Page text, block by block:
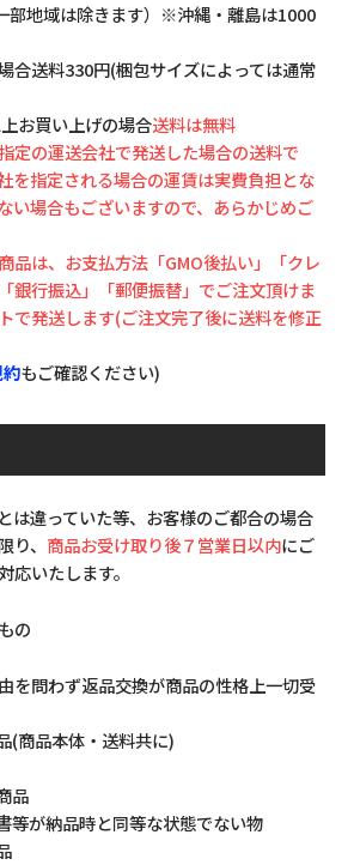
部地域は除きます）※沖縄・離島は1000
合送料330円(梱包サイズによっては通常
お買い上げの場合送料は無料
定の運送会社で発送した場合の送料で
を指定される場合の運賃は実費負担とな
い場合もございますので、あらかじめご
品は、お支払方法「GMO後払い」「クレ
銀行振込」「郵便振替」でご注文頂けま
で発送します(ご注文完了後に送料を修正
もご確認ください)
は違っていた等、お客様のご都合の場合
、 商品お受け取り後７営業日以内にご
応いたします。
の
を問わず返品交換が商品の性格上一切受
(商品本体・送料共に)
品
等が納品時と同等な状態でない物